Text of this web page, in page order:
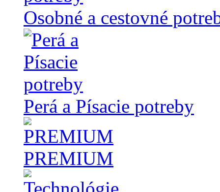
Osobné a cestovné
Perá a Písacie potreby
PREMIUM